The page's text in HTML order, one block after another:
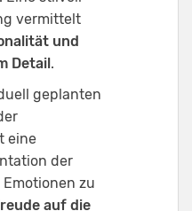
vermittelt
und
Detail.
geplanten
eine
der
zu
auf die